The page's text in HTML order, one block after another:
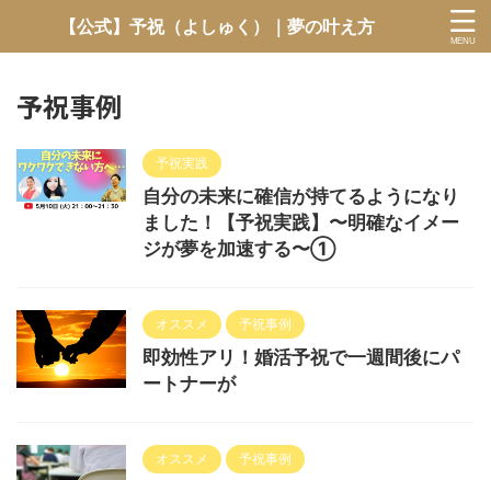
【公式】予祝（よしゅく）｜夢の叶え方
予祝事例
予祝実践
自分の未来に確信が持てるようになり
ました！【予祝実践】〜明確なイメー
ジが夢を加速する〜①
オススメ 予祝事例
即効性アリ！婚活予祝で一週間後にパ
ートナーが
オススメ 予祝事例